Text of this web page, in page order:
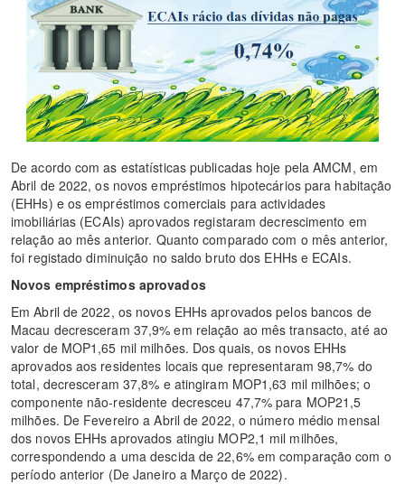
De acordo com as estatísticas publicadas hoje pela AMCM, em
Abril de 2022, os novos empréstimos hipotecários para habitação
(EHHs) e os empréstimos comerciais para actividades
imobiliárias (ECAIs) aprovados registaram decrescimento em
relação ao mês anterior. Quanto comparado com o mês anterior,
foi registado diminuição no saldo bruto dos EHHs e ECAIs.
Novos empréstimos aprovados
Em Abril de 2022, os novos EHHs aprovados pelos bancos de
Macau decresceram 37,9% em relação ao mês transacto, até ao
valor de MOP1,65 mil milhões. Dos quais, os novos EHHs
aprovados aos residentes locais que representaram 98,7% do
total, decresceram 37,8% e atingiram MOP1,63 mil milhões; o
componente não-residente decresceu 47,7% para MOP21,5
milhões. De Fevereiro a Abril de 2022, o número médio mensal
dos novos EHHs aprovados atingiu MOP2,1 mil milhões,
correspondendo a uma descida de 22,6% em comparação com o
período anterior (De Janeiro a Março de 2022).